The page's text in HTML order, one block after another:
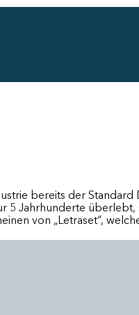
bereits der
5 Jahrhunderte
von „Letraset“,